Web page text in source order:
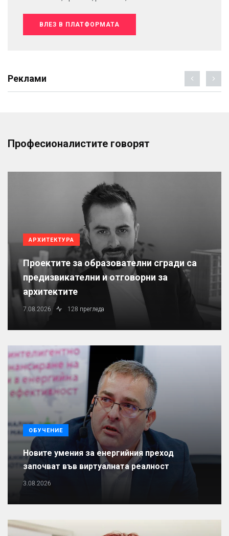
ВЛЕЗ В ПЛАТФОРМАТА
Реклами
Професионалистите говорят
АРХИТЕКТУРА
Проектите за образователни сгради са
предизвикателни и отговорни за
архитектите
7.08.2026 128 прегледа
ОБУЧЕНИЕ
Новите умения за енергийния преход
започват във виртуалната реалност
3.08.2026